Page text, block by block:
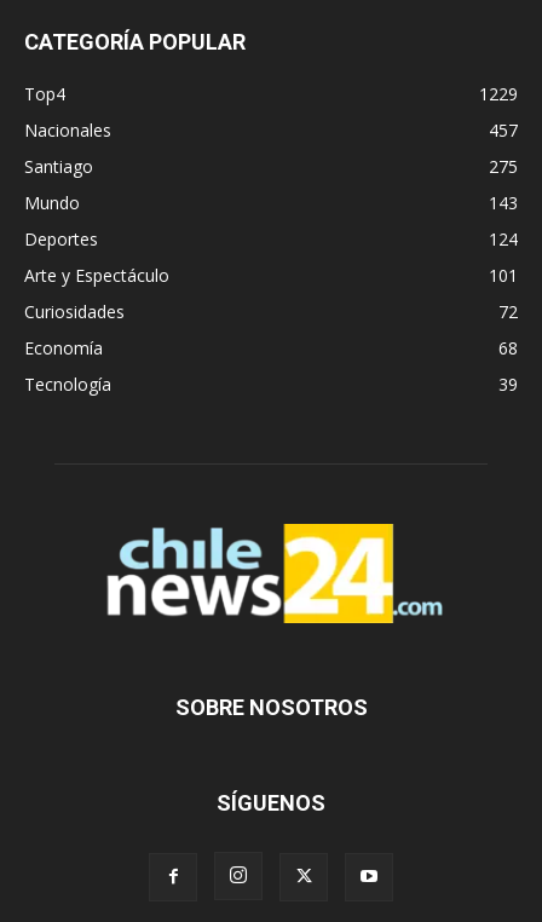
CATEGORÍA POPULAR
Top4
1229
Nacionales
457
Santiago
275
Mundo
143
Deportes
124
Arte y Espectáculo
101
Curiosidades
72
Economía
68
Tecnología
39
SOBRE NOSOTROS
SÍGUENOS